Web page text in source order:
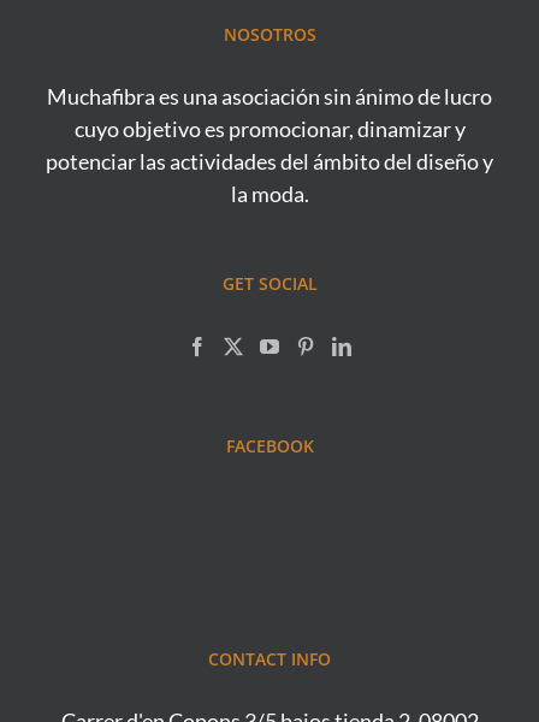
NOSOTROS
Muchafibra es una asociación sin ánimo de lucro
cuyo objetivo es promocionar, dinamizar y
potenciar las actividades del ámbito del diseño y
la moda.
GET SOCIAL
FACEBOOK
CONTACT INFO